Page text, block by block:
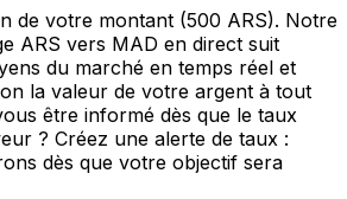
de votre montant (500 ARS). Notre
ARS vers MAD en direct suit
du marché en temps réel et
la valeur de votre argent à tout
être informé dès que le taux
? Créez une alerte de taux :
dès que votre objectif sera